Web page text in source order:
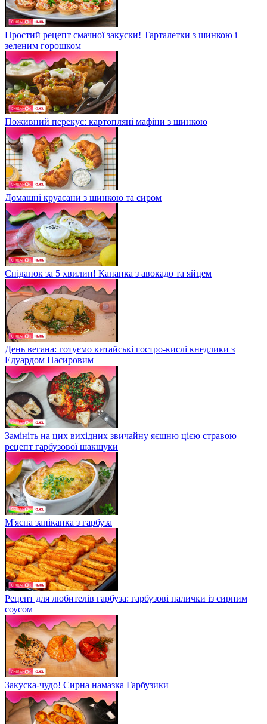
Простий рецепт смачної закуски! Тарталетки з шинкою і
зеленим горошком
Поживний перекус: картопляні мафіни з шинкою
Домашні круасани з шинкою та сиром
Сніданок за 5 хвилин! Канапка з авокадо та яйцем
День вегана: готуємо китайські гостро-кислі кнедлики з
Едуардом Насировим
Замініть на цих вихідних звичайну яєшню цією стравою –
рецепт гарбузової шакшуки
М'ясна запіканка з гарбуза
Рецепт для любителів гарбуза: гарбузові палички із сирним
соусом
Закуска-чудо! Сирна намазка Гарбузики